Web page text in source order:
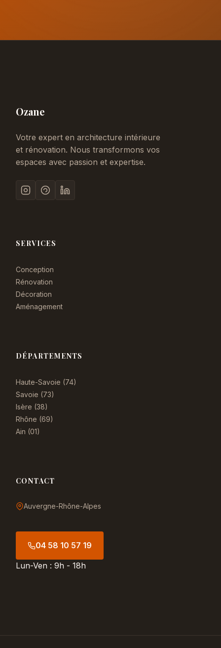
Ozane
Votre expert en architecture intérieure
et rénovation. Nous transformons vos
espaces avec passion et expertise.
SERVICES
Conception
Rénovation
Décoration
Aménagement
DÉPARTEMENTS
Haute-Savoie (74)
Savoie (73)
Isère (38)
Rhône (69)
Ain (01)
CONTACT
Auvergne-Rhône-Alpes
04 58 10 57 19
Lun-Ven : 9h - 18h